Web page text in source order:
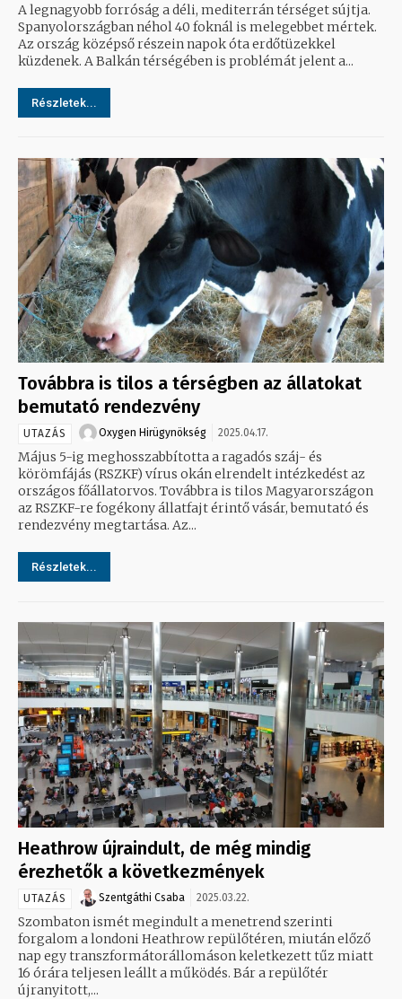
A legnagyobb forróság a déli, mediterrán térséget sújtja.
Spanyolországban néhol 40 foknál is melegebbet mértek.
Az ország középső részein napok óta erdőtüzekkel
küzdenek. A Balkán térségében is problémát jelent a...
Részletek...
Továbbra is tilos a térségben az állatokat
bemutató rendezvény
UTAZÁS Oxygen Hirügynökség 2025.04.17.
Május 5-ig meghosszabbította a ragadós száj- és
körömfájás (RSZKF) vírus okán elrendelt intézkedést az
országos főállatorvos. Továbbra is tilos Magyarországon
az RSZKF-re fogékony állatfajt érintő vásár, bemutató és
rendezvény megtartása. Az...
Részletek...
Heathrow újraindult, de még mindig
érezhetők a következmények
UTAZÁS Szentgáthi Csaba 2025.03.22.
Szombaton ismét megindult a menetrend szerinti
forgalom a londoni Heathrow repülőtéren, miután előző
nap egy transzformátorállomáson keletkezett tűz miatt
16 órára teljesen leállt a működés. Bár a repülőtér
újranyitott,...